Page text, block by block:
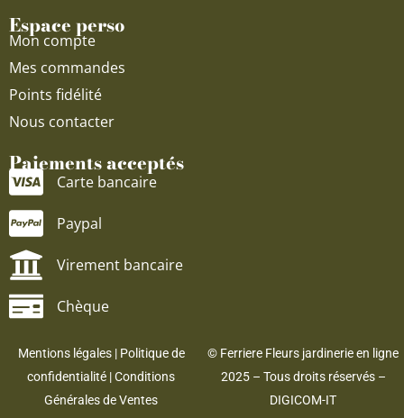
Espace perso
Mon compte
Mes commandes
Points fidélité
Nous contacter
Paiements acceptés
Carte bancaire
Paypal
Virement bancaire
Chèque
Mentions légales| Politique de
confidentialité |Conditions
Générales de Ventes
© Ferriere Fleurs jardinerie en ligne
2025 – Tous droits réservés –
DIGICOM-IT